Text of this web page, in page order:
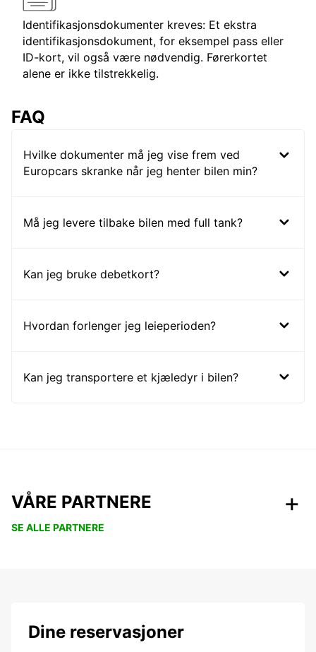
Identifikasjonsdokumenter kreves: Et ekstra
identifikasjonsdokument, for eksempel pass eller
ID-kort, vil også være nødvendig. Førerkortet
alene er ikke tilstrekkelig.
FAQ
Hvilke dokumenter må jeg vise frem ved
Europcars skranke når jeg henter bilen min?
Må jeg levere tilbake bilen med full tank?
Kan jeg bruke debetkort?
Hvordan forlenger jeg leieperioden?
Kan jeg transportere et kjæledyr i bilen?
VÅRE PARTNERE
SE ALLE PARTNERE
Dine reservasjoner